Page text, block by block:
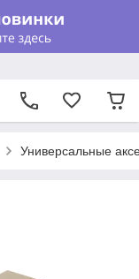
Универсальные